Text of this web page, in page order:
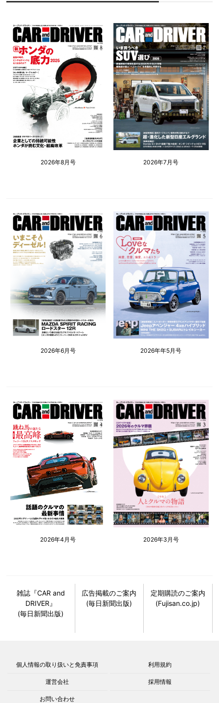
2026年8月号 2026年7月号
2026年6月号 2026年年5月号
2026年4月号 2026年3月号
雑誌『CAR and
DRIVER』
(毎日新聞出版)
広告掲載のご案内
(毎日新聞出版)
定期購読のご案内
(Fujisan.co.jp)
個人情報の取り扱いと免責事項 利用規約
運営会社 採用情報
お問い合わせ